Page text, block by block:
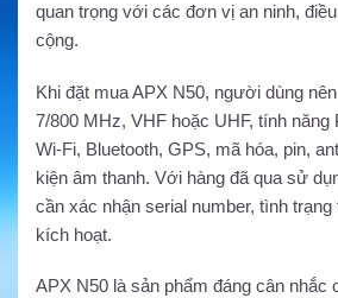
quan trọng với các đơn vị an ninh,
cộng.
Khi đặt mua APX N50, người dùng
7/800 MHz, VHF hoặc UHF, tính năng
Wi-Fi, Bluetooth, GPS, mã hóa, pin,
kiện âm thanh. Với hàng đã qua sử
cần xác nhận serial number, tình
kích hoạt.
APX N50 là sản phẩm đáng cân nhắc